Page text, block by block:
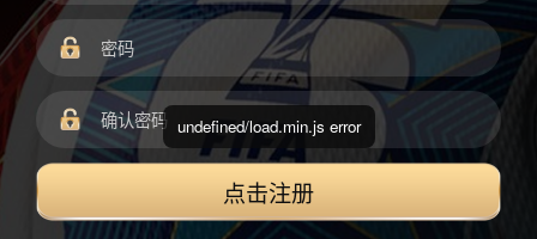
点击注册
undefined/load.min.js error